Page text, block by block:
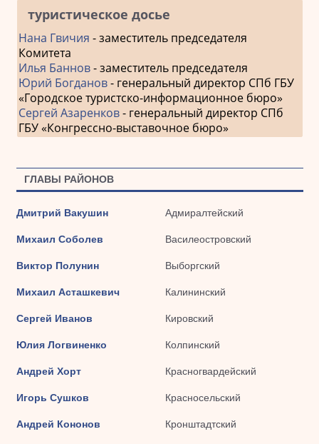
туристическое досье
Нана Гвичия - заместитель председателя
Комитета
Илья Баннов- заместитель председателя
Юрий Богданов- генеральный директор СПб ГБУ
«Городское туристско-информационное бюро»
Сергей Азаренков- генеральный директор СПб
ГБУ «Конгрессно-выставочное бюро»
ГЛАВЫ РАЙОНОВ
Дмитрий Вакушин Адмиралтейский
Михаил Соболев Василеостровский
Виктор Полунин Выборгский
Михаил Асташкевич Калининский
Сергей Иванов Кировский
Юлия Логвиненко Колпинский
Андрей Хорт Красногвардейский
Игорь Сушков Красносельский
Андрей Кононов Кронштадтский